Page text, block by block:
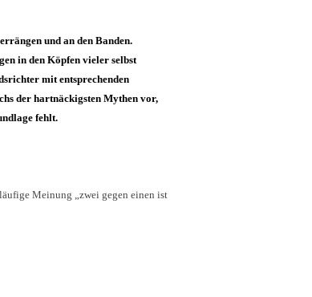
und an den Banden.
in den Köpfen vieler selbst
mit entsprechenden
der hartnäckigsten Mythen vor,
fehlt.
Meinung „zwei gegen einen ist